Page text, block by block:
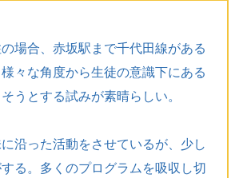
場合、赤坂駅まで千代田線がある
々な角度から生徒の意識下にある
うとする試みが素晴らしい。
沿った活動をさせているが、少し
る。多くのプログラムを吸収し切